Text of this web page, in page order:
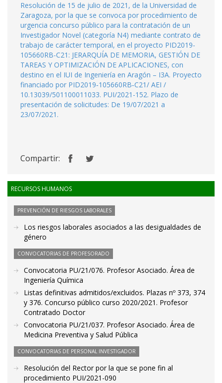
Resolución de 15 de julio de 2021, de la Universidad de
Zaragoza, por la que se convoca por procedimiento de
urgencia concurso público para la contratación de un
Investigador Novel (categoría N4) mediante contrato de
trabajo de carácter temporal, en el proyecto PID2019-
105660RB-C21: JERARQUÍA DE MEMORIA, GESTIÓN DE
TAREAS Y OPTIMIZACIÓN DE APLICACIONES, con
destino en el IUI de Ingeniería en Aragón – I3A. Proyecto
financiado por PID2019‐105660RB‐C21/ AEI /
10.13039/501100011033. PUI/2021-152. Plazo de
presentación de solicitudes: De 19/07/2021 a
23/07/2021.
Compartir:
RECURSOS HUMANOS
PREVENCIÓN DE RIESGOS LABORALES
Los riesgos laborales asociados a las desigualdades de
género
CONVOCATORIAS DE PROFESORADO
Convocatoria PU/21/076. Profesor Asociado. Área de
Ingeniería Química
Listas definitivas admitidos/excluidos. Plazas nº 373, 374
y 376. Concurso público curso 2020/2021. Profesor
Contratado Doctor
Convocatoria PU/21/037. Profesor Asociado. Área de
Medicina Preventiva y Salud Pública
CONVOCATORIAS DE PERSONAL INVESTIGADOR
Resolución del Rector por la que se pone fin al
procedimiento PUI/2021-090